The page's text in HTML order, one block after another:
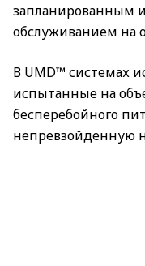
запланированным
обслуживанием на
В UMD™ системах
испытанные на
бесперебойного
непревзойденную